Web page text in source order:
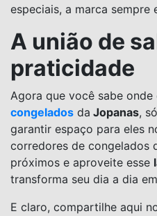
especiais, a marca sempre
A união de
praticidade
Agora que você sabe
congelados da Jopanas,
garantir espaço para eles
corredores de congelados
próximos e aproveite esse
transforma seu dia a dia
E claro, compartilhe aqui